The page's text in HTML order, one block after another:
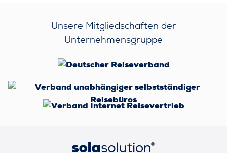
Unsere Mitgliedschaften der
Unternehmensgruppe